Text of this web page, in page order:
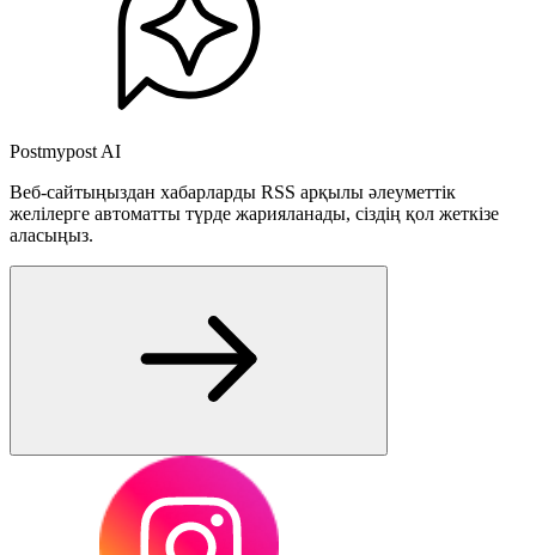
Postmypost AI
Веб-сайтыңыздан хабарларды RSS арқылы әлеуметтік
желілерге автоматты түрде жарияланады, сіздің қол жеткізе
аласыңыз.